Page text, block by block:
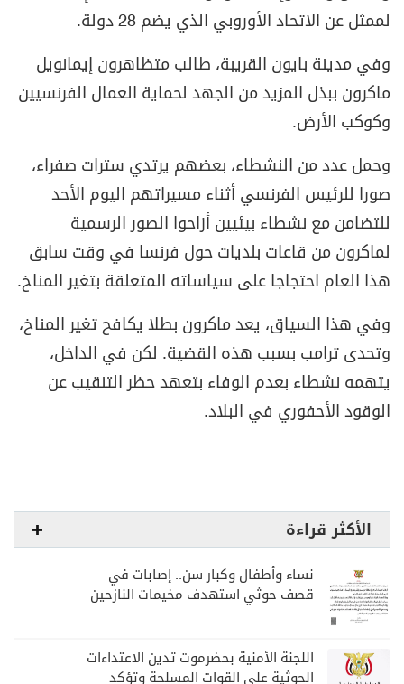
لممثل عن الاتحاد الأوروبي الذي يضم 28 دولة.
وفي مدينة بايون القريبة، طالب متظاهرون إيمانويل
ماكرون ببذل المزيد من الجهد لحماية العمال الفرنسيين
وكوكب الأرض.
وحمل عدد من النشطاء، بعضهم يرتدي سترات صفراء،
صورا للرئيس الفرنسي أثناء مسيراتهم اليوم الأحد
للتضامن مع نشطاء بيئيين أزاحوا الصور الرسمية
لماكرون من قاعات بلديات حول فرنسا في وقت سابق
هذا العام احتجاجا على سياساته المتعلقة بتغير المناخ.
وفي هذا السياق، يعد ماكرون بطلا يكافح تغير المناخ،
وتحدى ترامب بسبب هذه القضية. لكن في الداخل،
يتهمه نشطاء بعدم الوفاء بتعهد حظر التنقيب عن
الوقود الأحفوري في البلاد.
الأكثر قراءة
نساء وأطفال وكبار سن.. إصابات في
قصف حوثي استهدف مخيمات النازحين
اللجنة الأمنية بحضرموت تدين الاعتداءات
الحوثية على القوات المسلحة وتؤكد